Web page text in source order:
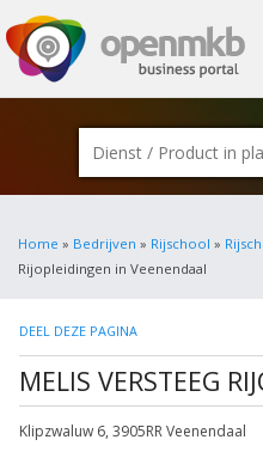
Home » Bedrijven » Rijschool »
Rijopleidingen in Veenendaal
DEEL DEZE PAGINA
MELIS VERSTEEG
Klipzwaluw 6, 3905RRVeenendaal